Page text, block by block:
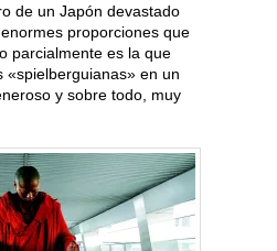
de un Japón devastado
proporciones que
parcialmente es la que
«spielberguianas» en un
y sobre todo, muy